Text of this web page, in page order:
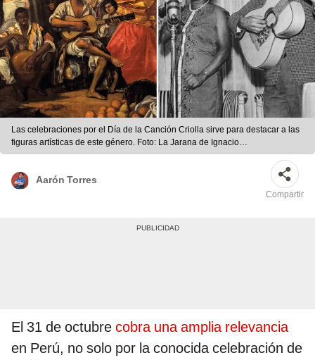
Las celebraciones por el Día de la Canción Criolla sirve para destacar a las
figuras artísticas de este género. Foto: La Jarana de Ignacio
Merino/Andina/LR
Aarón Torres
Compartir
El 31 de octubre cobra una amplia relevancia
en Perú, no solo por la conocida celebración de